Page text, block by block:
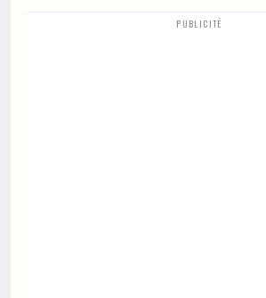
PUBLICITÉ